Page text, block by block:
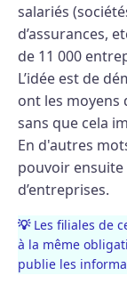
salariés
d’assurances,
de 11 000
L’idée est de
ont les moyens
sans que cela
En d'autres
pouvoir
d’entreprises.
💡Les filiales de
à la même
publie les